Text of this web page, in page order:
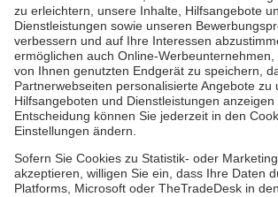
Aus- & Fortbildung
Erste-Hilfe-Kurse
Jobs & Ehrenamt
Freiwilligendienst
Spendenprojekte